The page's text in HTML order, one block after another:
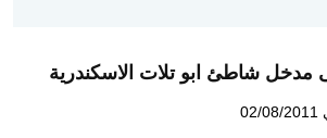
مدخل شاطئ ابو تلات الاسكندرية
02/08/2011